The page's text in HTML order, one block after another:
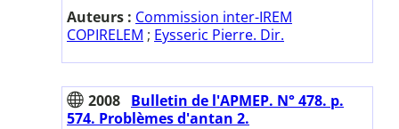
Auteurs : Commission inter-IREM
COPIRELEM ; Eysseric Pierre. Dir.
2008 Bulletin de l'APMEP. N° 478. p.
574. Problèmes d'antan 2.